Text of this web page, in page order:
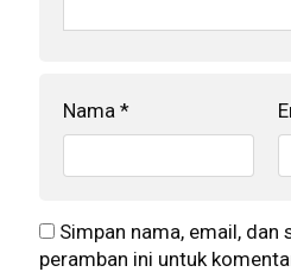
Nama *
Simpan nama, email, dan
peramban ini untuk